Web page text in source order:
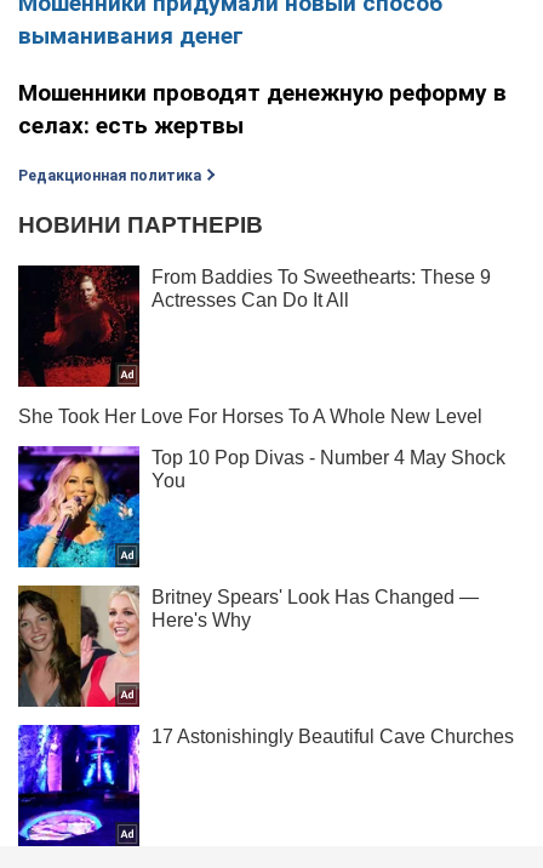
выманивания денег
Мошенники проводят денежную реформу в
селах: есть жертвы
Редакционная политика